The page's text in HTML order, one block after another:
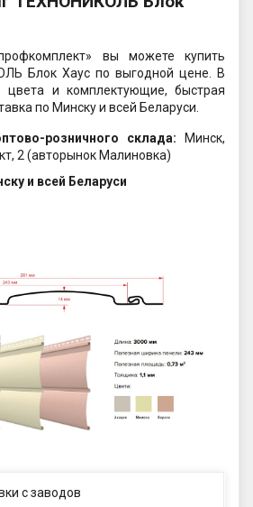
вы можете купить
Блок Хаус по выгодной цене. В
цвета и комплектующие, быстрая
по Минску и всей Беларуси.
розничного склада: Минск,
2 (авторынок Малиновка)
и всей Беларуси
с заводов